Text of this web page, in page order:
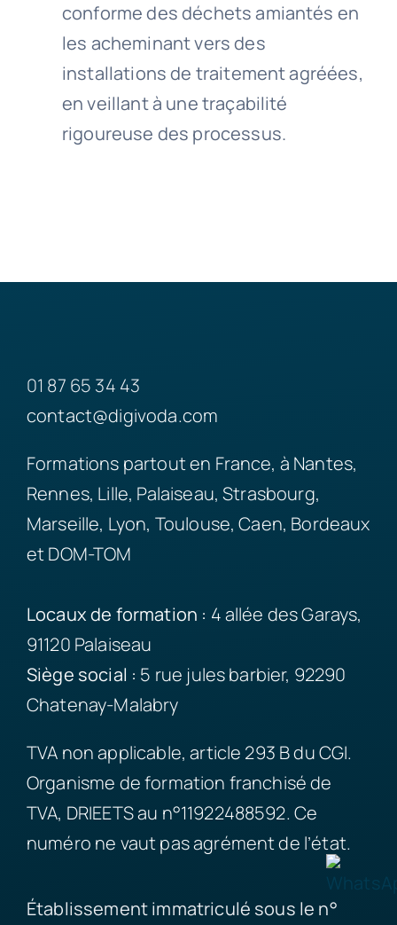
conforme des déchets amiantés en
les acheminant vers des
installations de traitement agréées,
en veillant à une traçabilité
rigoureuse des processus.
01 87 65 34 43
contact@digivoda.com
Formations partout en France, à Nantes,
Rennes, Lille, Palaiseau, Strasbourg,
Marseille, Lyon, Toulouse, Caen, Bordeaux
et DOM-TOM
Locaux de formation : 4 allée des Garays,
91120 Palaiseau
Siège social : 5 rue jules barbier, 92290
Chatenay-Malabry
TVA non applicable, article 293 B du CGI.
Organisme de formation franchisé de
TVA, DRIEETS au n°11922488592. Ce
numéro ne vaut pas agrément de l’état.
Établissement immatriculé sous le n°